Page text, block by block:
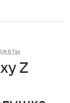
Z